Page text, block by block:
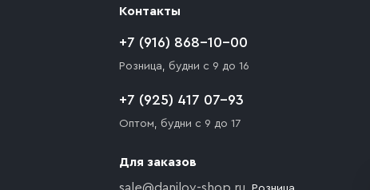
Контакты
+7 (916) 868-10-00
Розница, будни с 9 до 16
+7 (925) 417 07-93
Оптом, будни с 9 до 17
Для заказов